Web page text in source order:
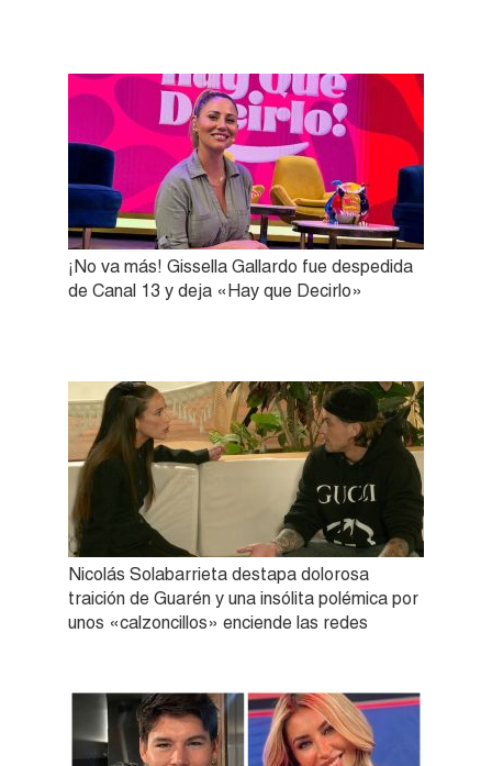
¡No va más! Gissella Gallardo fue despedida
de Canal 13 y deja «Hay que Decirlo»
Nicolás Solabarrieta destapa dolorosa
traición de Guarén y una insólita polémica por
unos «calzoncillos» enciende las redes